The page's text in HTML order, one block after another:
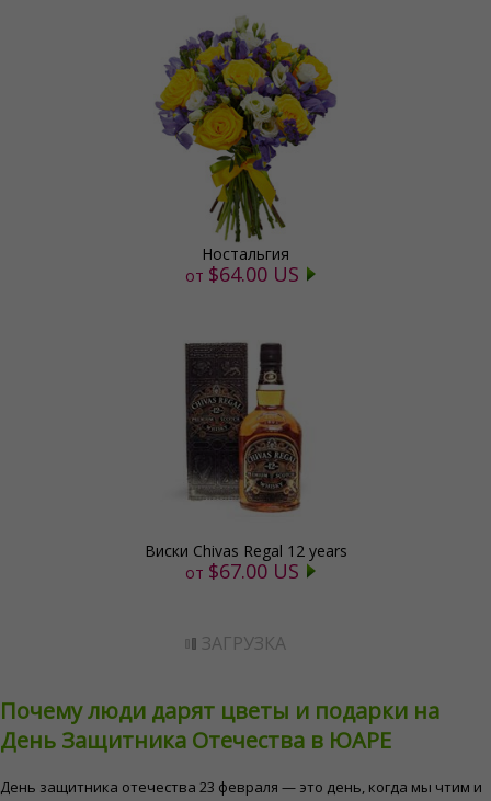
Ностальгия
от $64.00 US
Виски Chivas Regal 12 years
от $67.00 US
ЗАГРУЗКА
Почему люди дарят цветы и подарки на
День Защитника Отечества в ЮАРЕ
День защитника отечества 23 февраля — это день, когда мы чтим и